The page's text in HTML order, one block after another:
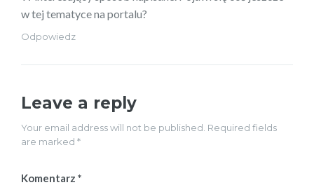
w tej tematyce na portalu?
Odpowiedz
Leave a reply
Your email address will not be published. Required fields
are marked *
Komentarz *